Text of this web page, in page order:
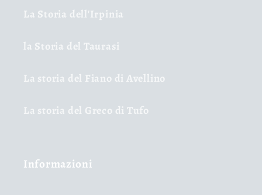
La Storia dell'Irpinia
la Storia del Taurasi
La storia del Fiano di Avellino
La storia del Greco di Tufo
Informazioni